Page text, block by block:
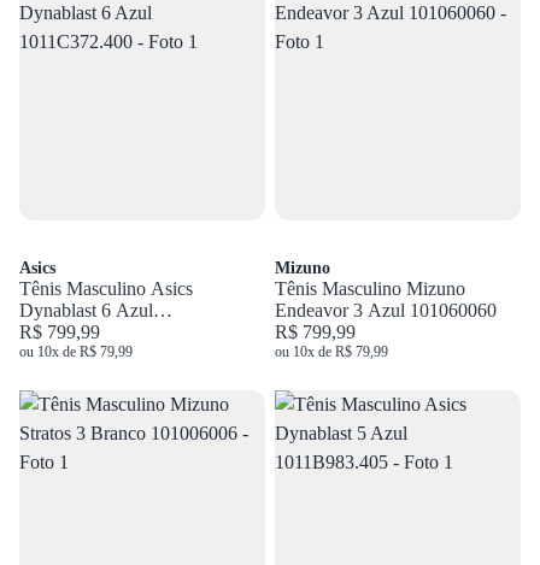
Asics
Tênis Masculino Asics
Dynablast 6 Azul
1011C372.400
R$ 799,99
ou 10x de R$ 79,99
Mizuno
Tênis Masculino Mizuno
Endeavor 3 Azul 101060060
R$ 799,99
ou 10x de R$ 79,99